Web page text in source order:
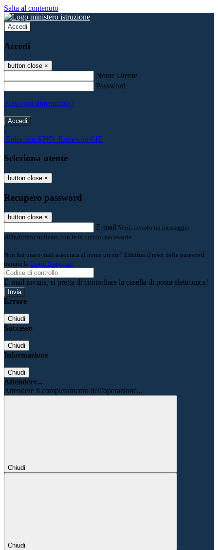
Salta al contenuto
Accedi
Accedi
button close ×
Nome Utente
Password
Password dimenticata?
-
Entra con SPID Entra con CIE
Seleziona utente
button close ×
Recupero password
button close ×
E-mail Verrà inviato un messaggio
all'indirizzo indicato con le istruzioni necessarie.
Non hai una e-mail associata al nome utente? Effettua il reset della password
tramite la Login Spaggiari
E-mail inviata, si prega di controllare la casella di posta elettronica!
Errore
Chiudi
Successo
Chiudi
Informazione
Chiudi
Attendere...
Attendere il completamento dell'operazione...
Chiudi
Chiudi